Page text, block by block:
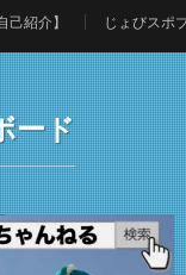
己紹介】 じょびスポ
ード